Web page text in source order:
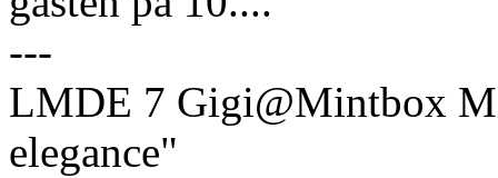
---
LMDE 7 Gigi@Mintbox
elegance"